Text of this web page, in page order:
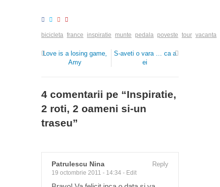
bicicleta france inspiratie munte pedala poveste tour vacanta
Love is a losing game,
Amy
S-aveti o vara … ca a
ei
4 comentarii pe “Inspiratie,
2 roti, 2 oameni si-un
traseu”
Patrulescu Nina
19 octombrie 2011 - 14:34 - Edit
Reply